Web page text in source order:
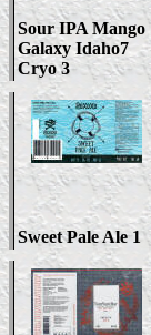
Sour IPA Mango
Galaxy Idaho7
Cryo 3
Sweet Pale Ale1